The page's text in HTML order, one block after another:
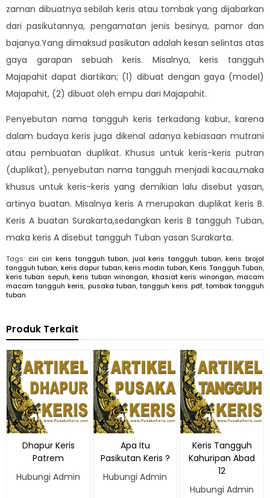
zaman dibuatnya sebilah keris atau tombak yang dijabarkan
dari pasikutannya, pengamatan jenis besinya, pamor dan
bajanya.Yang dimaksud pasikutan adalah kesan selintas atas
gaya garapan sebuah keris. Misalnya, keris tangguh
Majapahit dapat diartikan; (1) dibuat dengan gaya (model)
Majapahit, (2) dibuat oleh empu dari Majapahit.
Penyebutan nama tangguh keris terkadang kabur, karena
dalam budaya keris juga dikenal adanya kebiasaan mutrani
atau pembuatan duplikat. Khusus untuk keris-keris putran
(duplikat), penyebutan nama tangguh menjadi kacau,maka
khusus untuk keris-keris yang demikian lalu disebut yasan,
artinya buatan. Misalnya keris A merupakan duplikat keris B.
Keris A buatan Surakarta,sedangkan keris B tangguh Tuban,
maka keris A disebut tangguh Tuban yasan Surakarta.
Tags: ciri ciri keris tangguh tuban, jual keris tangguh tuban,keris brojol
tangguh tuban, keris dapur tuban,keris modin tuban,Keris Tangguh Tuban,
keris tuban sepuh,keris tuban winongan, khasiat keris winongan,macam
macam tangguh keris, pusaka tuban,tangguh keris pdf, tombak tangguh
tuban
Produk Terkait
Dhapur Keris
Patrem
Hubungi Admin
Apa Itu
Pasikutan Keris ?
Hubungi Admin
Keris Tangguh
Kahuripan Abad
12
Hubungi Admin